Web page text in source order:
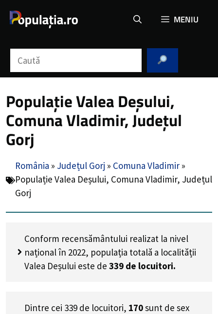
MENIU
Populație Valea Deșului,
Comuna Vladimir, Județul
Gorj
România » Județul Gorj » Comuna Vladimir »
Populație Valea Deșului, Comuna Vladimir, Județul
Gorj
Conform recensământului realizat la nivel
național în 2022, populația totală a localității
Valea Deșului este de 339 de locuitori.
Dintre cei 339 de locuitori, 170sunt de sex